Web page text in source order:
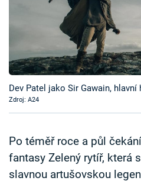
TV Program
Sledujte prima+
Sledujte nás
Dev Patel jako Sir Gawain,
Zdroj: A24
Po téměř roce a půl
fantasy Zelený rytíř, která
slavnou artušovskou